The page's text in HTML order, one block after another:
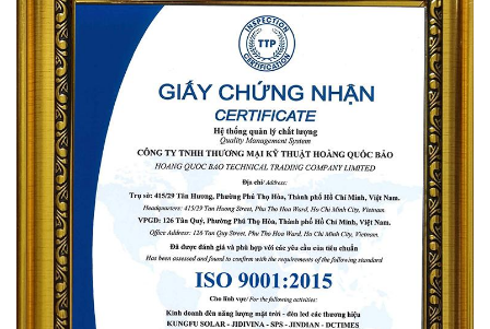
Công suất đèn : 5W
Kích thước đèn: Đường kính 200mm
Chiều cao cột đèn180 mm
Bảng điều khiển năng lượng mặt trời: Polysilicon 6V 5W
Pin: Pin LiFePO4 3.7V 6600mah
Sử dụng 36 LED SMD 5730 .
Chế độ màu: Trắng, vàng, trung tính
Chất liệu:Nhôm + PC
Lớp chống thấm nước: IP67